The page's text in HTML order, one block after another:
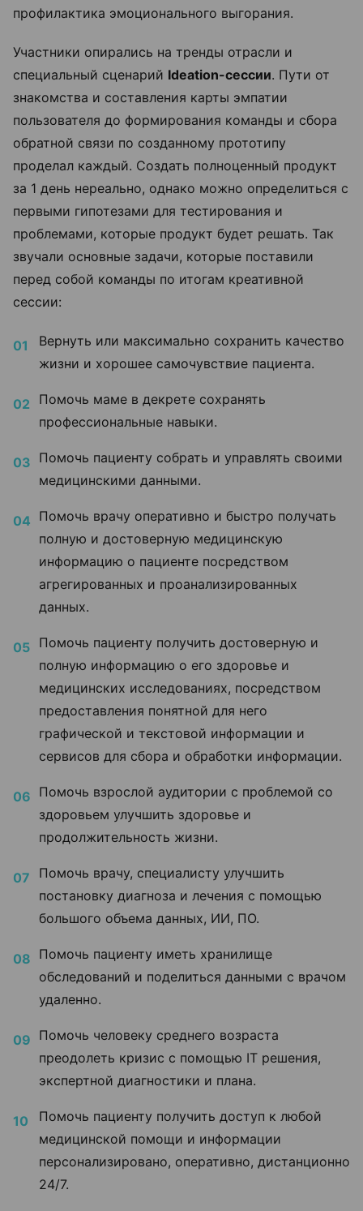
профилактика эмоционального выгорания.
Участники опирались на тренды отрасли и
специальный сценарий Ideation-сессии. Пути от
знакомства и составления карты эмпатии
пользователя до формирования команды и сбора
обратной связи по созданному прототипу
проделал каждый. Создать полноценный продукт
за 1 день нереально, однако можно определиться с
первыми гипотезами для тестирования и
проблемами, которые продукт будет решать. Так
звучали основные задачи, которые поставили
перед собой команды по итогам креативной
сессии:
Вернуть или максимально сохранить качество
жизни и хорошее самочувствие пациента.
Помочь маме в декрете сохранять
профессиональные навыки.
Помочь пациенту собрать и управлять своими
медицинскими данными.
Помочь врачу оперативно и быстро получать
полную и достоверную медицинскую
информацию о пациенте посредством
агрегированных и проанализированных
данных.
Помочь пациенту получить достоверную и
полную информацию о его здоровье и
медицинских исследованиях, посредством
предоставления понятной для него
графической и текстовой информации и
сервисов для сбора и обработки информации.
Помочь взрослой аудитории с проблемой со
здоровьем улучшить здоровье и
продолжительность жизни.
Помочь врачу, специалисту улучшить
постановку диагноза и лечения с помощью
большого объема данных, ИИ, ПО.
Помочь пациенту иметь хранилище
обследований и поделиться данными с врачом
удаленно.
Помочь человеку среднего возраста
преодолеть кризис с помощью IT решения,
экспертной диагностики и плана.
Помочь пациенту получить доступ к любой
медицинской помощи и информации
персонализировано, оперативно, дистанционно
24/7.